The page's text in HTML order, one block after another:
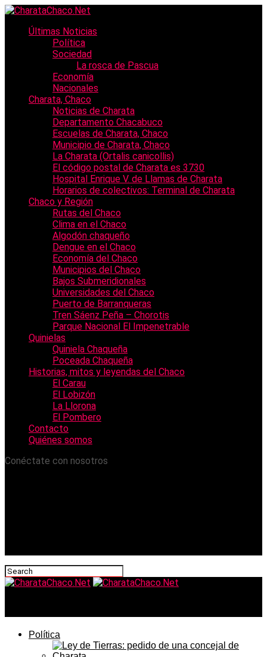
Últimas Noticias
Política
Sociedad
La rosca de Pascua
Economía
Nacionales
Charata, Chaco
Noticias de Charata
Departamento Chacabuco
Escuelas de Charata, Chaco
Municipio de Charata, Chaco
La Charata (Ortalis canicollis)
El código postal de Charata es 3730
Hospital Enrique V. de Llamas de Charata
Horarios de colectivos: Terminal de Charata
Chaco y Región
Rutas del Chaco
Clima en el Chaco
Algodón chaqueño
Dengue en el Chaco
Economía del Chaco
Municipios del Chaco
Bajos Submeridionales
Universidades del Chaco
Puerto de Barranqueras
Tren Sáenz Peña – Chorotis
Parque Nacional El Impenetrable
Quinielas
Quiniela Chaqueña
Poceada Chaqueña
Historias, mitos y leyendas del Chaco
El Carau
El Lobizón
La Llorona
El Pombero
Contacto
Quiénes somos
Conéctate con nosotros
Política